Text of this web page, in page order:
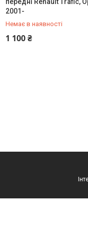
2001-
Немає в наявності
1 100 ₴
+380 (95) 487-34-43